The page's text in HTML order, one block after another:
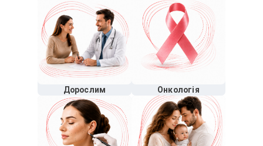
Дорослим Онкологія